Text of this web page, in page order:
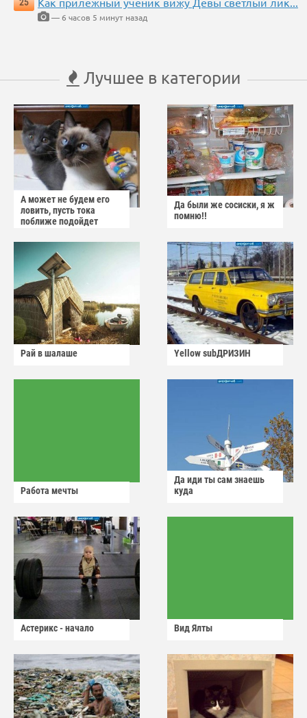
25
— 6 часов 5 минут назад
Лучшее в категории
А может не будем его
ловить, пусть тока
поближе подойдет
Да были же сосиски, я ж
помню!!
Рай в шалаше Yellow subДРИЗИН
Работа мечты
Да иди ты сам знаешь
куда
Астерикс - начало Вид Ялты